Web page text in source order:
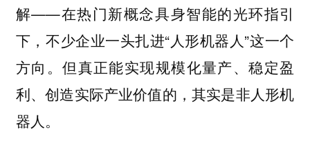
解——在热门新概念具身智能的光环指引
下，不少企业一头扎进“人形机器人”这一个
方向。但真正能实现规模化量产、稳定盈
利、创造实际产业价值的，其实是非人形机
器人。